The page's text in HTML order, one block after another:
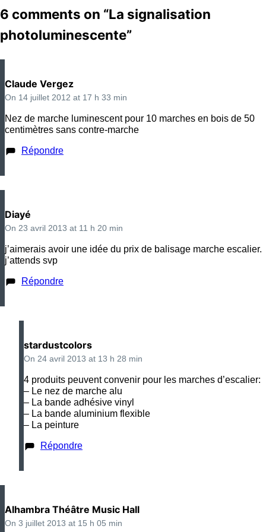
6 comments on “La signalisation
photoluminescente”
Claude Vergez
On 14 juillet 2012 at 17 h 33 min
Nez de marche luminescent pour 10 marches en bois de 50
centimètres sans contre-marche
Répondre
Diayé
On 23 avril 2013 at 11 h 20 min
j’aimerais avoir une idée du prix de balisage marche escalier.
j’attends svp
Répondre
stardustcolors
On 24 avril 2013 at 13 h 28 min
4 produits peuvent convenir pour les marches d’escalier:
– Le nez de marche alu
– La bande adhésive vinyl
– La bande aluminium flexible
– La peinture
Répondre
Alhambra Théâtre Music Hall
On 3 juillet 2013 at 15 h 05 min